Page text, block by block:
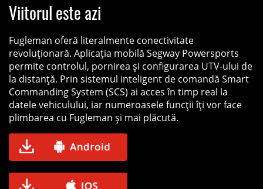
Viitorul este azi
Fugleman oferă literalmente conectivitate
revoluționară. Aplicația mobilă Segway Powersports
permite controlul, pornirea și configurarea UTV-ului de
la distanță. Prin sistemul inteligent de comandă Smart
Commanding System (SCS) ai acces în timp real la
datele vehiculului, iar numeroasele funcții îți vor face
plimbarea cu Fugleman și mai plăcută.